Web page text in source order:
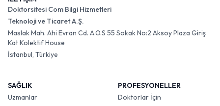
Doktorsitesi Com Bilgi Hizmetleri
Teknoloji ve Ticaret A.Ş.
Maslak Mah. Ahi Evran Cd. A.O.S 55 Sokak No:2 Aksoy Plaza Giriş
Kat Kolektif House
İstanbul, Türkiye
SAĞLIK
Uzmanlar
PROFESYONELLER
Doktorlar İçin